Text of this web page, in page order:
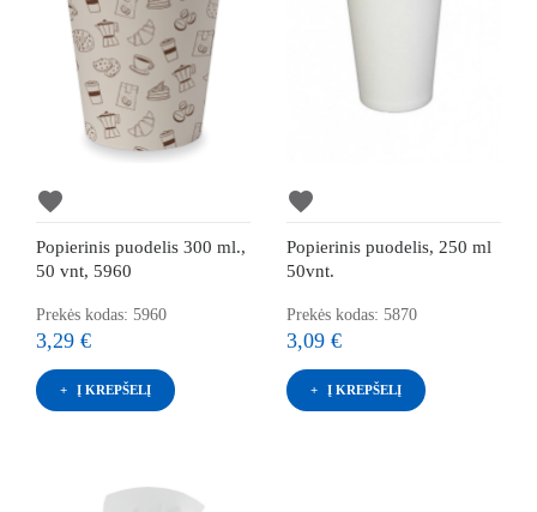
favorite
Popierinis puodelis 300 ml.,
50 vnt, 5960
Prekės kodas: 5960
3,29 €
Į KREPŠELĮ
favorite
Popierinis puodelis, 250 ml
50vnt.
Prekės kodas: 5870
3,09 €
Į KREPŠELĮ